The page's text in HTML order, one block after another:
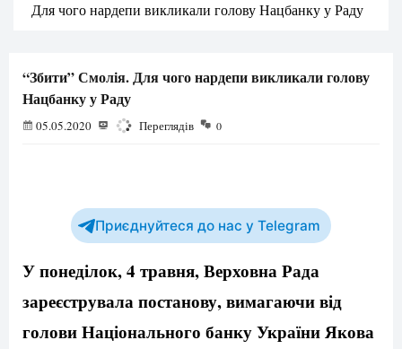
Для чого нардепи викликали голову Нацбанку у Раду
“Збити” Смолія. Для чого нардепи викликали голову
Нацбанку у Раду
05.05.2020 1326 Переглядів 0
Приєднуйтеся до нас у Telegram
У понеділок, 4 травня, Верховна Рада
зареєструвала постанову, вимагаючи від
голови Національного банку України Якова